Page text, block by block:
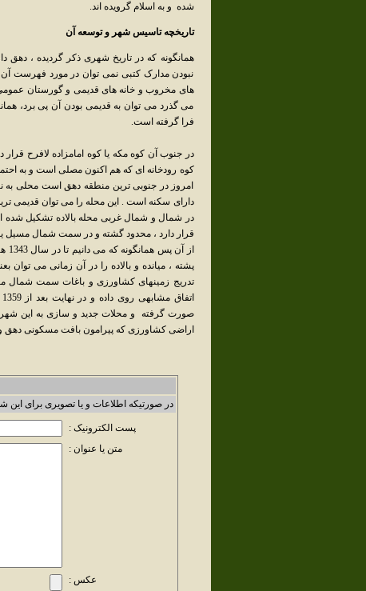
شده و به اسلام گرويده اند.
تاريخچه تاسيس شهر و توسعه آن
نبودن مدارک کتبی نمی توان در مورد فهرست
های مخروب و خانه های قديمی و گورستان عمومی
می گذرد می توان به قديمی بودن آن پی برد،
فرا گرفته است.
در جنوب آن کوه مکه يا کوه امامزاده لافرح
کوه رودخانه ای که هم اکنون مصلی است و به
امروز در جنوبی ترين منطقه دهق است محلی به
دارای سکنه است . اين محله را می توان قديمی
در شمال و شمال غربی محله بالاده تشکيل شده
قرار دارد ، محدود گشته و در سمت شمال مسيل
پشته ، ميانده و بالاده را در آن زمانی می
تدريج زمينهای کشاورزی و باغات سمت
صورت گرفته و محلات جديد و سازی به اين شهر
اراضی کشاورزی که پيرامون بافت مسکونی دهق
در صورتیکه اطلاعات و یا تصویری برای این
پست الکترونیک :
متن یا عنوان :
عکس :